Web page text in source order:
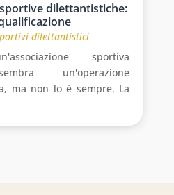
dilettantistiche:
dilettantistici
sportiva
un'operazione
ma non lo è sempre. La